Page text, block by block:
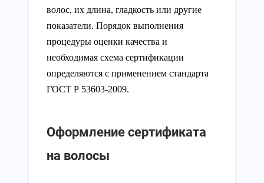
волос, их длина, гладкость или другие
показатели. Порядок выполнения
процедуры оценки качества и
необходимая схема сертификации
определяются с применением стандарта
ГОСТ Р 53603-2009.
Оформление сертификата
на волосы